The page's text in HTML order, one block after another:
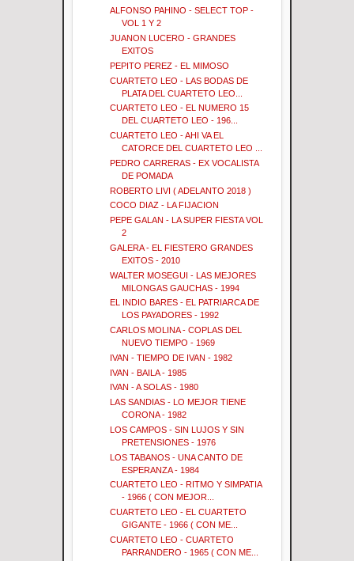
ALFONSO PAHINO - SELECT TOP -
VOL 1 Y 2
JUANON LUCERO - GRANDES
EXITOS
PEPITO PEREZ - EL MIMOSO
CUARTETO LEO - LAS BODAS DE
PLATA DEL CUARTETO LEO...
CUARTETO LEO - EL NUMERO 15
DEL CUARTETO LEO - 196...
CUARTETO LEO - AHI VA EL
CATORCE DEL CUARTETO LEO ...
PEDRO CARRERAS - EX VOCALISTA
DE POMADA
ROBERTO LIVI ( ADELANTO 2018 )
COCO DIAZ - LA FIJACION
PEPE GALAN - LA SUPER FIESTA VOL
2
GALERA - EL FIESTERO GRANDES
EXITOS - 2010
WALTER MOSEGUI - LAS MEJORES
MILONGAS GAUCHAS - 1994
EL INDIO BARES - EL PATRIARCA DE
LOS PAYADORES - 1992
CARLOS MOLINA - COPLAS DEL
NUEVO TIEMPO - 1969
IVAN - TIEMPO DE IVAN - 1982
IVAN - BAILA - 1985
IVAN - A SOLAS - 1980
LAS SANDIAS - LO MEJOR TIENE
CORONA - 1982
LOS CAMPOS - SIN LUJOS Y SIN
PRETENSIONES - 1976
LOS TABANOS - UNA CANTO DE
ESPERANZA - 1984
CUARTETO LEO - RITMO Y SIMPATIA
- 1966 ( CON MEJOR...
CUARTETO LEO - EL CUARTETO
GIGANTE - 1966 ( CON ME...
CUARTETO LEO - CUARTETO
PARRANDERO - 1965 ( CON ME...